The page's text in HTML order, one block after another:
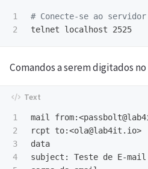
1
# Conecte-se ao
Comandos a serem digitados no
1
2
3
4
mail
rcpt to:<ola@lab4it.io>
data
subject: Teste de E-